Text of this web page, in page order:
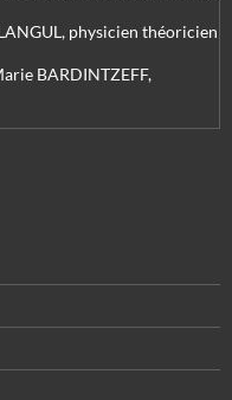
physicien théoricien
BARDINTZEFF,